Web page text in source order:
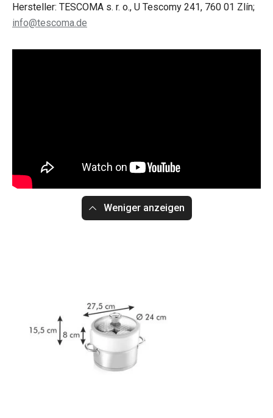
Hersteller: TESCOMA s. r. o., U Tescomy 241, 760 01 Zlín;
info@tescoma.de
Weniger anzeigen